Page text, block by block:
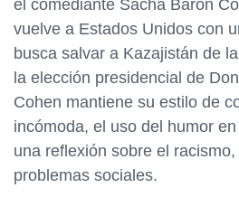
el comediante Sacha Baron
vuelve a Estados Unidos con
busca salvar a Kazajistán de
la elección presidencial de
Cohen mantiene su estilo de
incómoda, el uso del humor
una reflexión sobre el
problemas sociales.